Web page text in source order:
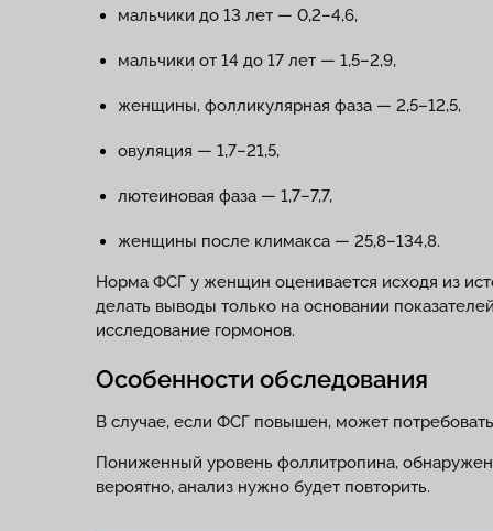
мальчики до 13 лет — 0,2–4,6,
мальчики от 14 до 17 лет — 1,5–2,9,
женщины, фолликулярная фаза — 2,5–12,5,
овуляция — 1,7–21,5,
лютеиновая фаза — 1,7–7,7,
женщины после климакса — 25,8–134,8.
Норма ФСГ у женщин оценивается исходя из
делать выводы только на основании
исследование гормонов.
Особенности обследования
В случае, если ФСГ повышен, может
Пониженный уровень фоллитропина,
вероятно, анализ нужно будет повторить.